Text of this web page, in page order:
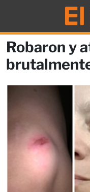
Robaron y